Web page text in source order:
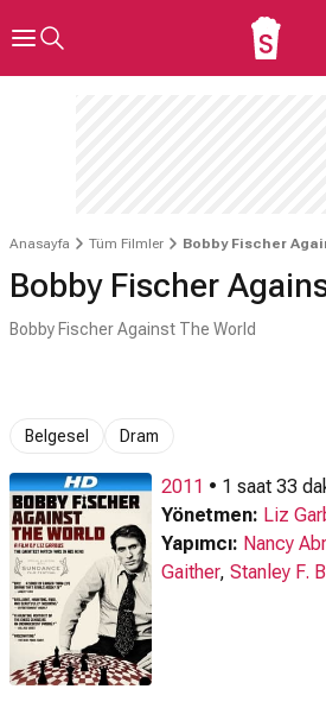
Anasayfa Tüm Filmler Bobby Fischer
Bobby Fischer
Bobby Fischer Against The World
Belgesel Dram
2011 • 1 saat 33
Yönetmen: Liz
Yapımcı: Nancy
Gaither, Stanley F.